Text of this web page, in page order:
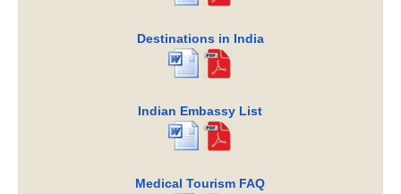
Destinations in India
Indian Embassy List
Medical Tourism FAQ